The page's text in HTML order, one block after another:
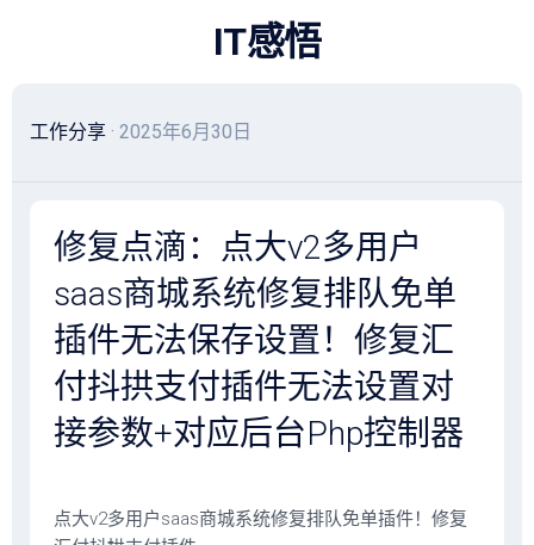
IT感悟
工作分享 · 2025年6月30日
修复点滴：点大v2多用户
saas商城系统修复排队免单
插件无法保存设置！修复汇
付抖拱支付插件无法设置对
接参数+对应后台Php控制器
点大v2多用户saas商城系统修复排队免单插件！修复